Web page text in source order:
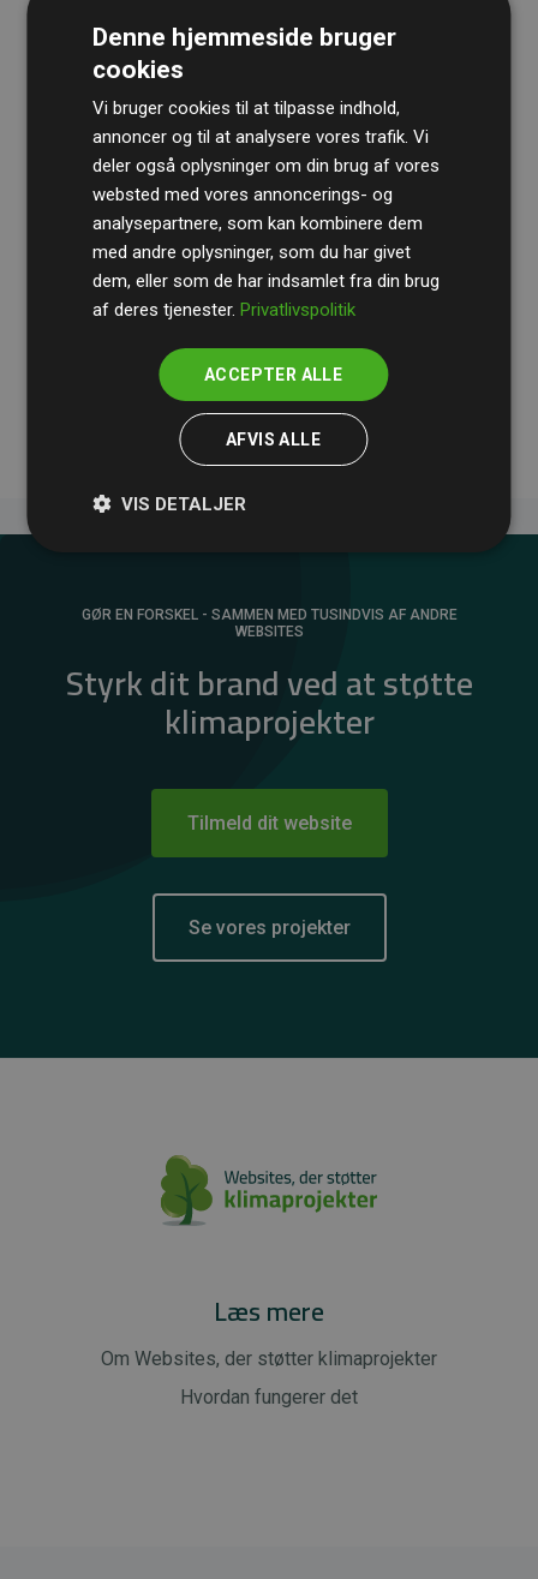
RevisionshusetBDOgennemgår løbende vores
beregninger og metode for at sikre gennemsigtighed
og pålidelighed.
Deres revision dokumenterer, at vores investeringer i
medlemmernes websites estimerede CO₂-
GØR EN FORSKEL - SAMMEN MED TUSINDVIS AF ANDRE
WEBSITES
Styrk dit brand ved at støtte
klimaprojekter
Tilmeld dit website
Se vores projekter
Læs mere
Om Websites, der støtter klimaprojekter
Hvordan fungerer det
Denne hjemmeside bruger
cookies
Vi bruger cookies til at tilpasse indhold,
annoncer og til at analysere vores trafik. Vi
deler også oplysninger om din brug af vores
websted med vores annoncerings- og
analysepartnere, som kan kombinere dem
med andre oplysninger, som du har givet
dem, eller som de har indsamlet fra din brug
af deres tjenester.Privatlivspolitik
ACCEPTER ALLE
AFVIS ALLE
VIS DETALJER